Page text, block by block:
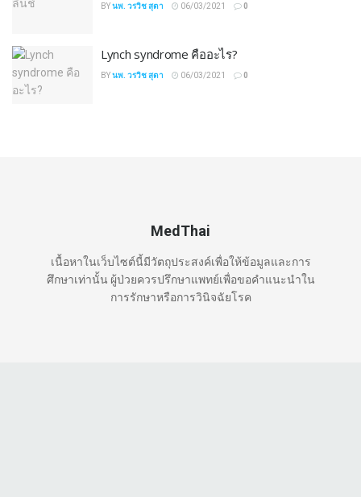
BYนพ. วรวิช สุตา 06/03/2021 0
Lynch syndrome คืออะไร?
BYนพ. วรวิช สุตา 06/03/2021 0
MedThai
เนื้อหาในเว็บไซต์นี้มีวัตถุประสงค์เพื่อให้ข้อมูลและการ
ศึกษาเท่านั้น ผู้ป่วยควรปรึกษาแพทย์เพื่อขอคำแนะนำใน
การรักษาหรือการวินิจฉัยโรค